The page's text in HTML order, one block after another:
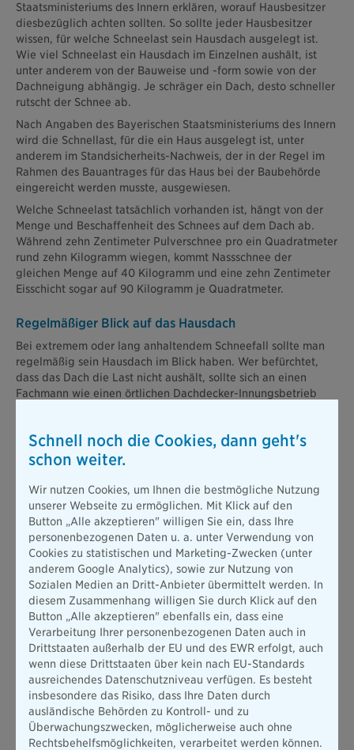
Staatsministeriums des Innern erklären, worauf Hausbesitzer
diesbezüglich achten sollten. So sollte jeder Hausbesitzer
wissen, für welche Schneelast sein Hausdach ausgelegt ist.
Wie viel Schneelast ein Hausdach im Einzelnen aushält, ist
unter anderem von der Bauweise und -form sowie von der
Dachneigung abhängig. Je schräger ein Dach, desto schneller
rutscht der Schnee ab.
Nach Angaben des Bayerischen Staatsministeriums des Innern
wird die Schnellast, für die ein Haus ausgelegt ist, unter
anderem im Standsicherheits-Nachweis, der in der Regel im
Rahmen des Bauantrages für das Haus bei der Baubehörde
eingereicht werden musste, ausgewiesen.
Welche Schneelast tatsächlich vorhanden ist, hängt von der
Menge und Beschaffenheit des Schnees auf dem Dach ab.
Während zehn Zentimeter Pulverschnee pro ein Quadratmeter
rund zehn Kilogramm wiegen, kommt Nassschnee der
gleichen Menge auf 40 Kilogramm und eine zehn Zentimeter
Eisschicht sogar auf 90 Kilogramm je Quadratmeter.
Regelmäßiger Blick auf das Hausdach
Bei extremem oder lang anhaltendem Schneefall sollte man
regelmäßig sein Hausdach im Blick haben. Wer befürchtet,
dass das Dach die Last nicht aushält, sollte sich an einen
Fachmann wie einen örtlichen Dachdecker-Innungsbetrieb
Dachstuhl-Unterkonstruktion, der Dacheindeckung und der
Dachentwässerung vermutet werden.
Schneehöhe zu prüfen oder den Schnee vom Dach zu räumen.
Denn zum einen ist das Risiko, dabei selbst zu verunfallen,
extrem hoch. Zum anderen kann unsachgemäßes
Schneeräumen zu Schäden am Dach und/oder an einer
installierten Photovoltaikanlage führen.
Weitere ausführliche Informationen, wie man als
Hauseigentümer Schäden durch zu hohe Schneelast
verhindert, ohne sich selbst zu gefährden, bieten der
fünfseitige Flyer des Bayerischen Staatsministeriums des
Innern sowie die Broschüre „Empfehlungen bei Schneelast“
des BBK. Im Webportal des Deutschen Instituts für Bautechnik
ist eine Tabelle im Excel-Format mit den aktuell geltenden
regionalen Schneelastzonen abrufbar.
Schneelastschäden absichern
Schnell noch die Cookies, dann geht's
schon weiter.
Wir nutzen Cookies, um Ihnen die bestmögliche Nutzung
unserer Webseite zu ermöglichen. Mit Klick auf den
Button „Alle akzeptieren" willigen Sie ein, dass Ihre
personenbezogenen Daten u. a. unter Verwendung von
Cookies zu statistischen und Marketing-Zwecken (unter
anderem Google Analytics), sowie zur Nutzung von
Sozialen Medien an Dritt-Anbieter übermittelt werden. In
diesem Zusammenhang willigen Sie durch Klick auf den
Button „Alle akzeptieren" ebenfalls ein, dass eine
Verarbeitung Ihrer personenbezogenen Daten auch in
Drittstaaten außerhalb der EU und des EWR erfolgt, auch
wenn diese Drittstaaten über kein nach EU-Standards
ausreichendes Datenschutzniveau verfügen. Es besteht
insbesondere das Risiko, dass Ihre Daten durch
ausländische Behörden zu Kontroll- und zu
Überwachungszwecken, möglicherweise auch ohne
Rechtsbehelfsmöglichkeiten, verarbeitet werden können.